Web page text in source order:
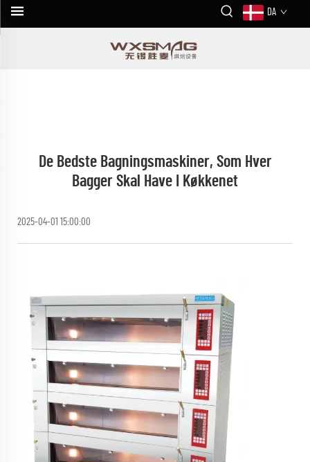
DA
De Bedste Bagningsmaskiner, Som Hver
Bagger Skal Have I Køkkenet
2025-04-01 15:00:00